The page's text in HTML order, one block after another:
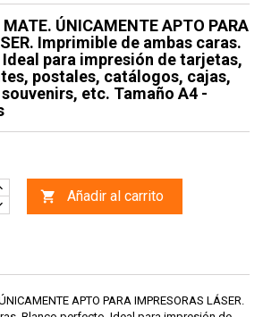
ÚNICAMENTE APTO PARA
Imprimible de ambas caras.
para impresión de tarjetas,
postales, catálogos, cajas,
etc. Tamaño A4 -
 Añadir al carrito
APTO PARA IMPRESORAS LÁSER.